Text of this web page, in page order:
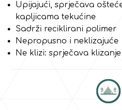
Upijajući, sprječava
kapljicama tekućine
Sadrži reciklirani polimer
Nepropusno i neklizajuće
Ne klizi: sprječava